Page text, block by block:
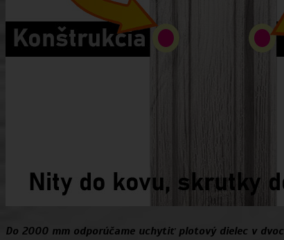
Do 2000 mm odporúčame uchytiť plotový dielec v